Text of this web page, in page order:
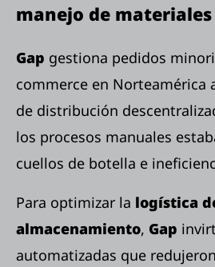
manejo de materiales
Gap gestiona pedidos
commerce en Norteamérica
de distribución
los procesos manuales
cuellos de botella e
Para optimizar la logística
almacenamiento, Gap
automatizadas que